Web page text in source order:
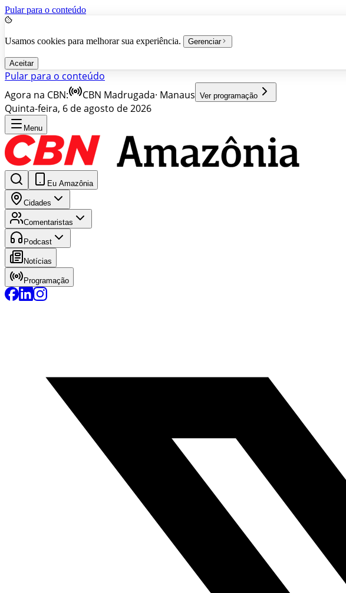
Pular para o conteúdo
Usamos cookies para melhorar sua experiência. Gerenciar
Aceitar
Pular para o conteúdo
Agora na CBN:
CBN Madrugada· Manaus Ver programação
Quinta-feira, 6 de agosto de 2026
Menu
Eu Amazônia
Cidades
Comentaristas
Podcast
Notícias
Programação